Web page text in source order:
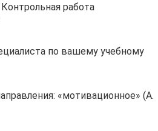
работа
по вашему учебному
«мотивационное» (А.